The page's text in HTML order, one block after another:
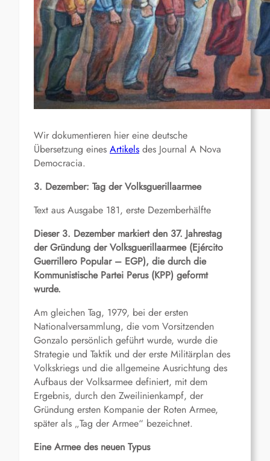
Wir dokumentieren hier eine deutsche
Übersetzung eines Artikels des Journal A Nova
Democracia.
3. Dezember: Tag der Volksguerillaarmee
Text aus Ausgabe 181, erste Dezemberhälfte
Dieser 3. Dezember markiert den 37. Jahrestag
der Gründung der Volksguerillaarmee (Ejército
Guerrillero Popular – EGP), die durch die
Kommunistische Partei Perus (KPP) geformt
wurde.
Am gleichen Tag, 1979, bei der ersten
Nationalversammlung, die vom Vorsitzenden
Gonzalo persönlich geführt wurde, wurde die
Strategie und Taktik und der erste Militärplan des
Volkskriegs und die allgemeine Ausrichtung des
Aufbaus der Volksarmee definiert, mit dem
Ergebnis, durch den Zweilinienkampf, der
Gründung ersten Kompanie der Roten Armee,
später als „Tag der Armee“ bezeichnet.
Eine Armee des neuen Typus